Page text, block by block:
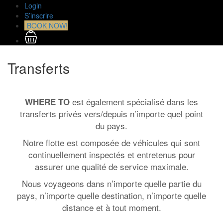
Login
S’inscrire
BOOK NOW!
Transferts
WHERE TO est également spécialisé dans les
transferts privés vers/depuis n’importe quel point
du pays.
Notre flotte est composée de véhicules qui sont
continuellement inspectés et entretenus pour
assurer une qualité de service maximale.
Nous voyageons dans n’importe quelle partie du
pays, n’importe quelle destination, n’importe quelle
distance et à tout moment.